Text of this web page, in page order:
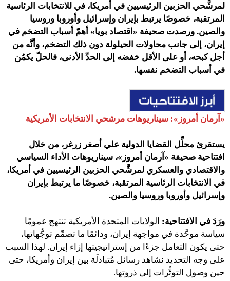
لمرشَّحي الحزبين الرئيسيين في أمريكا، في للانتخابات الرئاسية
المرتقبة، خصوصًا يرتبط بإيران وإسرائيل وأوروبا وروسيا
والصين. ورصدت صحيفة «اقتصاد بويا» أهمّ أسباب التضخم في
إيران، إلى جانب محاولات الحيلولة دون ذلك التضخم، وأنَّه من
أجل كبحه، أو على الأقل خفضه إلى الحدِّ الأدنى، فالحلّ يكمُن
في أسباب التضخم نفسها.
«آرمان أمروز»: سيناريوهات مرشحي الانتخابات الأمريكية
يستقرئ محلِّل القضايا الدولية علي أصغر زرغر، من خلال
افتتاحية صحيفة «آرمان أمروز»، سيناريوهات الأداء السياسي
والاقتصادي والعسكري لمرشَّحي الحزبين الرئيسيين في أمريكا،
في الانتخابات الرئاسية المرتقبة، خصوصًا ما يرتبط بإيران
وإسرائيل وأوروبا وروسيا والصين.
ورَدَ في الافتتاحية: الولايات المتحدة الأمريكية تنتهج عمومًا
سياسة موحَّدة في مواجهة إيران، ودائمًا ما تصمِّم توجُّهاتها،
حتى يكون التعامل جزءًا من إستراتيجيتها إزاء إيران. لهذا السبب
على وجه التحديد نشاهد رسائل مُتبادلَة بين إيران وأمريكا، حتى
حين وصول التوتُّرات إلى ذروتها.